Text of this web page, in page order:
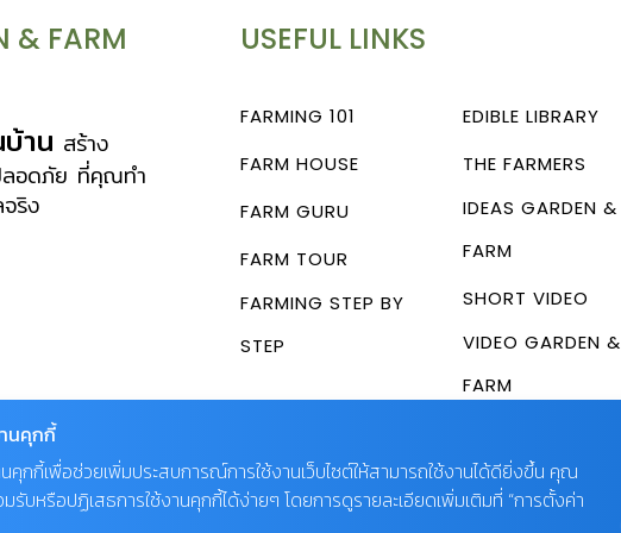
& FARM
าน สร้าง
ลอดภัย ที่คุณทำ
ริง
USEFUL LINKS
FARMING 101
FARM HOUSE
FARM GURU
FARM TOUR
FARMING STEP BY
STEP
EDIBLE LIBRARY
THE FARMERS
IDEAS GARDEN &
FARM
SHORT VIDEO
VIDEO GARDEN &
FARM
นคุกกี้
นคุกกี้เพื่อช่วยเพิ่มประสบการณ์การใช้งานเว็บไซต์ให้สามารถใช้งานได้ดียิ่งขึ้น คุณ
รับหรือปฏิเสธการใช้งานคุกกี้ได้ง่ายๆ โดยการดูรายละเอียดเพิ่มเติมที่ “การตั้งค่า